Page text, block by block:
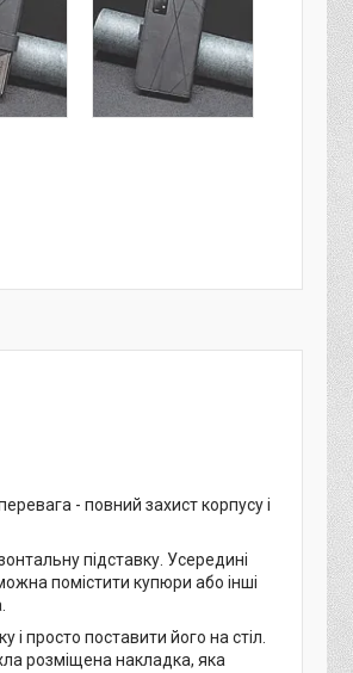
- повний захист корпусу і
підставку. Усередині
помістити купюри або інші
просто поставити його на стіл.
розміщена накладка, яка